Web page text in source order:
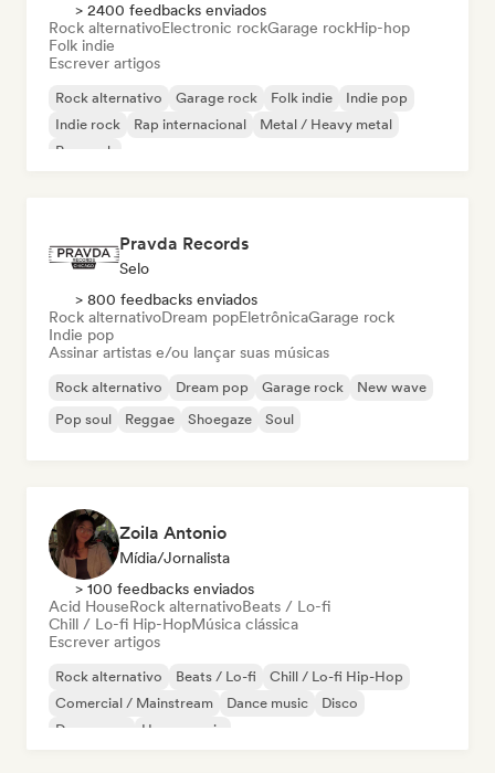
> 2400 feedbacks enviados
Rock alternativoElectronic rockGarage rockHip-hop
Folk indie
Escrever artigos
Rock alternativo Garage rock Folk indie
Indie pop
Indie rock
Rap internacional
Metal / Heavy metal
Pop rock
Pravda Records
Selo
> 800 feedbacks enviados
Rock alternativoDream popEletrônicaGarage rock
Indie pop
Assinar artistas e/ou lançar suas músicas
Rock alternativo Dream pop Garage rock
New wave
Pop soul
Reggae Shoegaze Soul
Zoila Antonio
Mídia/Jornalista
> 100 feedbacks enviados
Acid HouseRock alternativoBeats / Lo-fi
Chill / Lo-fi Hip-HopMúsica clássica
Escrever artigos
Rock alternativo Beats / Lo-fi
Chill / Lo-fi Hip-Hop
Comercial / Mainstream
Dance music
Disco
Dream pop
House music